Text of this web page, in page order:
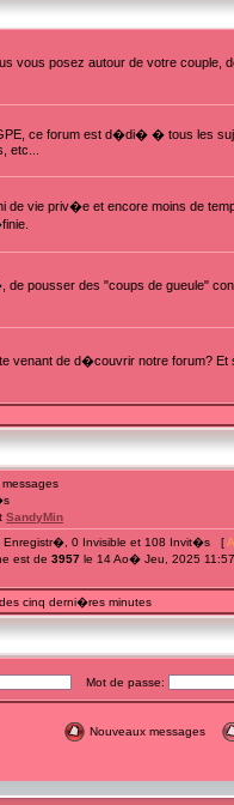
vous posez autour de votre
ce forum est d�di� � tous les
etc...
de vie priv�e et encore moins de
pousser des "coups de gueule"
venant de d�couvrir notre forum?
messages
SandyMin
Enregistr�, 0 Invisible et 108 Invit�s [
est de 3957 le 14 Ao� Jeu, 2025
cinq derni�res minutes
Mot de passe:
Nouveaux messages